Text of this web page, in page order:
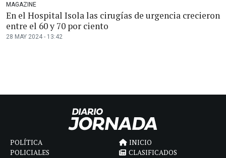
MAGAZINE
En el Hospital Isola las cirugías de urgencia crecieron
entre el 60 y 70 por ciento
28 MAY 2024 - 13:42
POLÍTICA
POLICIALES
INICIO
CLASIFICADOS